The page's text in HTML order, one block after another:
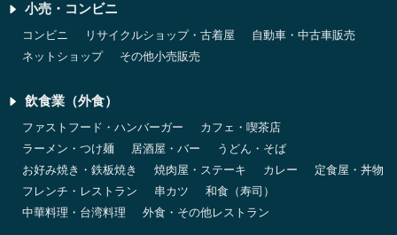
小売・コンビニ
コンビニ リサイクルショップ・古着屋
自動車・中古車販売
ネットショップ
その他小売販売
飲食業（外食）
ファストフード・ハンバーガー
カフェ・喫茶店
ラーメン・つけ麺
居酒屋・バー
うどん・そば
お好み焼き・鉄板焼き
焼肉屋・ステーキ カレー
定食屋・丼物
フレンチ・レストラン
串カツ
和食（寿司）
中華料理・台湾料理
外食・その他レストラン